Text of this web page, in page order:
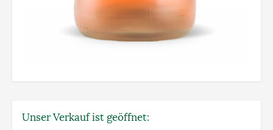
Unser Verkauf ist geöffnet: